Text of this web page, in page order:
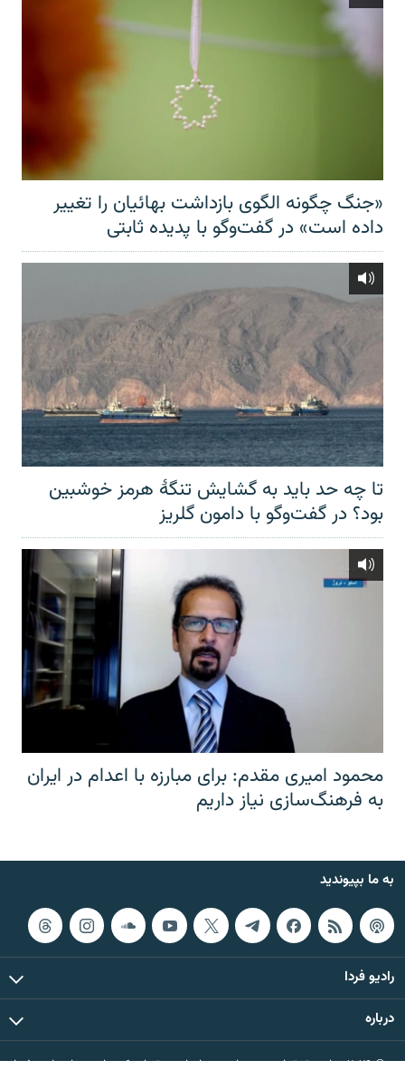
«جنگ چگونه الگوی بازداشت بهائیان را تغییر
داده است» در گفت‌وگو با پدیده ثابتی
تا چه حد باید به گشایش تنگهٔ هرمز خوشبین
بود؟ در گفت‌وگو با دامون گلریز
محمود امیری مقدم: برای مبارزه با اعدام در ایران
به فرهنگ‌سازی نیاز داریم
به ما بپیوندید
رادیو فردا
درباره
© ۲۰۲۶ تمام حقوق این وب‌سایت، بر اساس مقررات کپی‌رایت، برای رادیو فردا